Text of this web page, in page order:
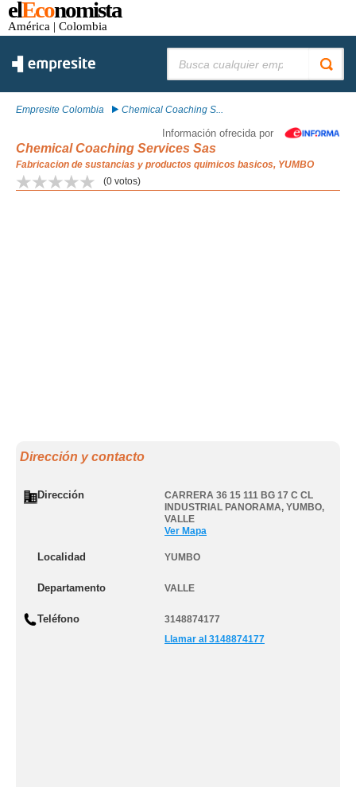
elEconomista
América | Colombia
Empresite Colombia Chemical Coaching S...
Información ofrecida por
Chemical Coaching Services Sas
Fabricacion de sustancias y productos quimicos basicos, YUMBO
(0 votos)
Dirección y contacto
Dirección
CARRERA 36 15 111 BG 17 C CL
INDUSTRIAL PANORAMA, YUMBO,
VALLE
Ver Mapa
Localidad YUMBO
Departamento VALLE
Teléfono
3148874177
Llamar al 3148874177